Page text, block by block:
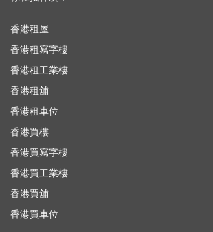
香港租屋
香港租寫字樓
香港租工業樓
香港租舖
香港租車位
香港買樓
香港買寫字樓
香港買工業樓
香港買舖
香港買車位